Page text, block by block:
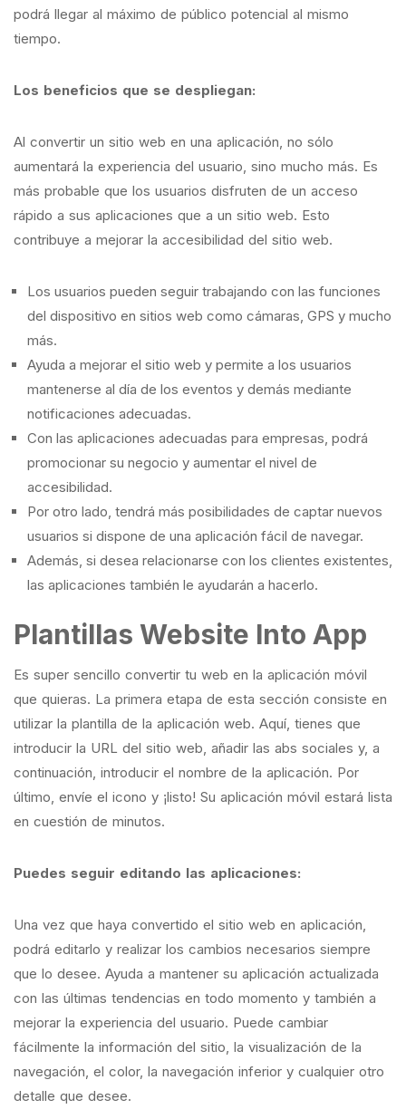
podrá llegar al máximo de público potencial al mismo
tiempo.
Los beneficios que se despliegan:
Al convertir un sitio web en una aplicación, no sólo
aumentará la experiencia del usuario, sino mucho más. Es
más probable que los usuarios disfruten de un acceso
rápido a sus aplicaciones que a un sitio web. Esto
contribuye a mejorar la accesibilidad del sitio web.
Los usuarios pueden seguir trabajando con las funciones
del dispositivo en sitios web como cámaras, GPS y mucho
más.
Ayuda a mejorar el sitio web y permite a los usuarios
mantenerse al día de los eventos y demás mediante
notificaciones adecuadas.
Con las aplicaciones adecuadas para empresas, podrá
promocionar su negocio y aumentar el nivel de
accesibilidad.
Por otro lado, tendrá más posibilidades de captar nuevos
usuarios si dispone de una aplicación fácil de navegar.
Además, si desea relacionarse con los clientes existentes,
las aplicaciones también le ayudarán a hacerlo.
Plantillas Website Into App
Es super sencillo convertir tu web en la aplicación móvil
que quieras. La primera etapa de esta sección consiste en
utilizar la plantilla de la aplicación web. Aquí, tienes que
introducir la URL del sitio web, añadir las abs sociales y, a
continuación, introducir el nombre de la aplicación. Por
último, envíe el icono y ¡listo! Su aplicación móvil estará lista
en cuestión de minutos.
Puedes seguir editando las aplicaciones:
Una vez que haya convertido el sitio web en aplicación,
podrá editarlo y realizar los cambios necesarios siempre
que lo desee. Ayuda a mantener su aplicación actualizada
con las últimas tendencias en todo momento y también a
mejorar la experiencia del usuario. Puede cambiar
fácilmente la información del sitio, la visualización de la
navegación, el color, la navegación inferior y cualquier otro
detalle que desee.